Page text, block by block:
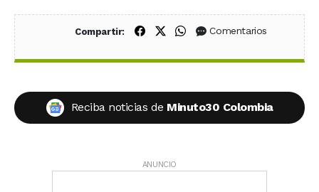
Compartir: Compartir en Facebook
Compartir en X (Twitter)
Compartir en WhatsApp
Comentarios
Reciba noticias de Minuto30 Colombia
ANUNCIO